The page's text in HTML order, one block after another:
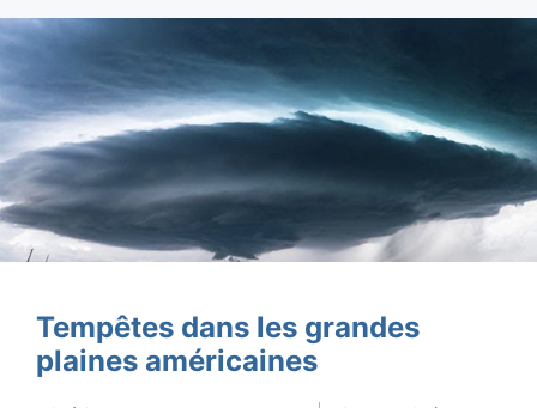
Tempêtes dans les grandes
plaines américaines